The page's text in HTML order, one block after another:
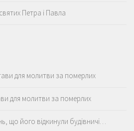
Петра і Павла
для молитви за померлих
для молитви за померлих
що його відкинули будівничі…